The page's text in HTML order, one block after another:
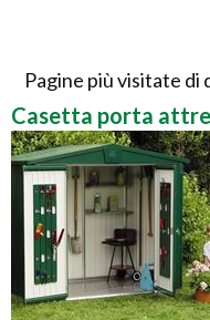
Pagine più visitate di
Casetta porta